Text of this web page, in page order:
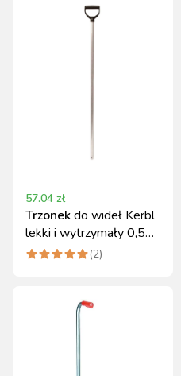
57.04 zł
Trzonekdo wideł Kerbl
lekki i wytrzymały 0,5
kg
(2)